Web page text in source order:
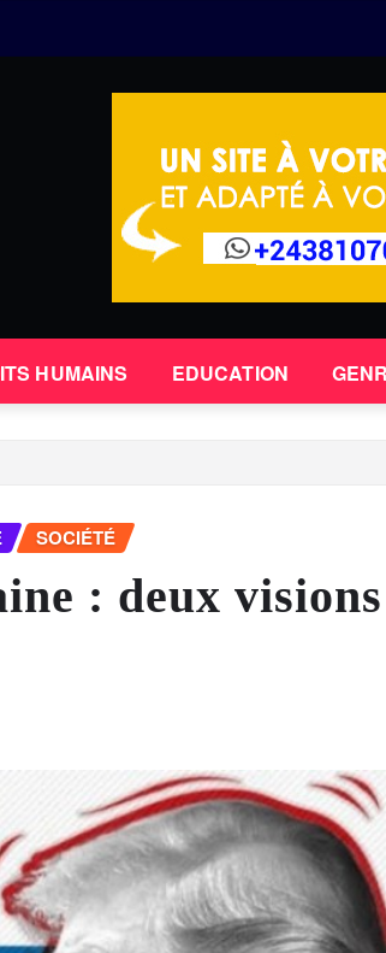
HUMAINS EDUCATION
SOCIÉTÉ
: deux visions